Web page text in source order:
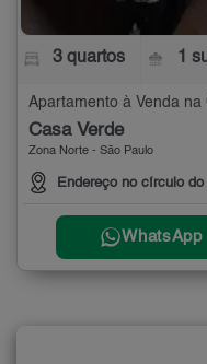
3 quartos 1
Apartamento à Venda na
Casa Verde
Zona Norte - São Paulo
Endereço no círculo do
WhatsApp